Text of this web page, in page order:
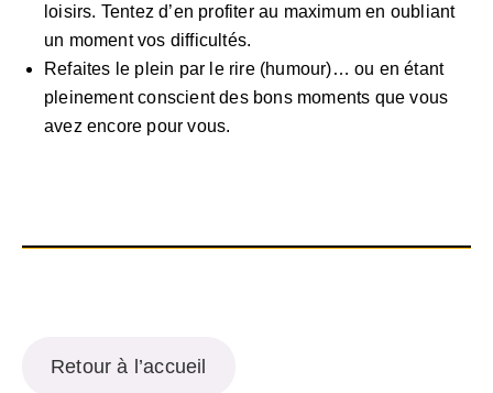
loisirs. Tentez d’en profiter au maximum en oubliant
un moment vos difficultés.
Refaites le plein par le rire (humour)… ou en étant
pleinement conscient des bons moments que vous
avez encore pour vous.
Retour à l’accueil